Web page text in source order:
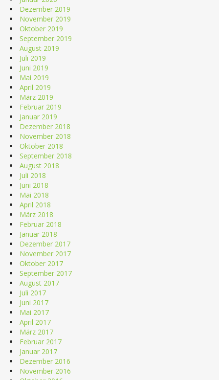
Dezember 2019
November 2019
Oktober 2019
September 2019
August 2019
Juli 2019
Juni 2019
Mai 2019
April 2019
März 2019
Februar 2019
Januar 2019
Dezember 2018
November 2018
Oktober 2018
September 2018
August 2018
Juli 2018
Juni 2018
Mai 2018
April 2018
März 2018
Februar 2018
Januar 2018
Dezember 2017
November 2017
Oktober 2017
September 2017
August 2017
Juli 2017
Juni 2017
Mai 2017
April 2017
März 2017
Februar 2017
Januar 2017
Dezember 2016
November 2016